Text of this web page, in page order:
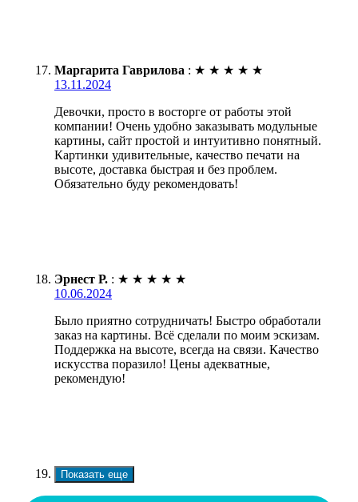
Маргарита Гаврилова : ★ ★ ★ ★ ★
13.11.2024
Девочки, просто в восторге от работы этой
компании! Очень удобно заказывать модульные
картины, сайт простой и интуитивно понятный.
Картинки удивительные, качество печати на
высоте, доставка быстрая и без проблем.
Обязательно буду рекомендовать!
Эрнест Р. : ★ ★ ★ ★ ★
10.06.2024
Было приятно сотрудничать! Быстро обработали
заказ на картины. Всё сделали по моим эскизам.
Поддержка на высоте, всегда на связи. Качество
искусства поразило! Цены адекватные,
рекомендую!
Показать еще